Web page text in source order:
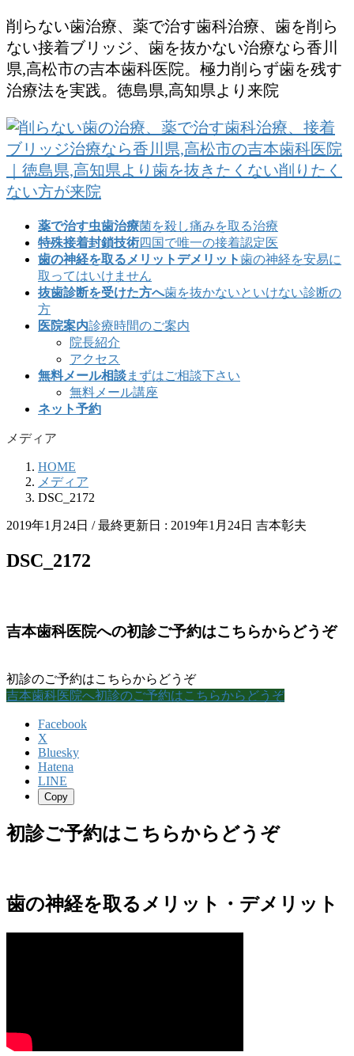
コ
ン
テ
ン
ツ
移
ナ
ビ
ゲ
ー
シ
ン
移
削らない歯治療、薬で治す歯科治療、歯を削ら
ない接着ブリッジ、歯を抜かない治療なら香川
県,高松市の吉本歯科医院。極力削らず歯を残す
治療法を実践。徳島県,高知県より来院
薬で治す虫歯治療菌を殺し痛みを取る治療
特殊接着封鎖技術四国で唯一の接着認定医
歯の神経を取るメリットデメリット歯の神経を安易に
取ってはいけません
抜歯診断を受けた方へ歯を抜かないといけない診断の
方
医院案内診療時間のご案内
院長紹介
アクセス
無料メール相談まずはご相談下さい
無料メール講座
ネット予約
メディア
HOME
メディア
DSC_2172
2019年1月24日 / 最終更新日 : 2019年1月24日 吉本彰夫
DSC_2172
吉本歯科医院への初診ご予約はこちらからどうぞ
初診のご予約はこちらからどうぞ
吉本歯科医院へ初診のご予約はこちらからどうぞ
Facebook
X
Bluesky
Hatena
LINE
Copy
初診ご予約はこちらからどうぞ
歯の神経を取るメリット・デメリット